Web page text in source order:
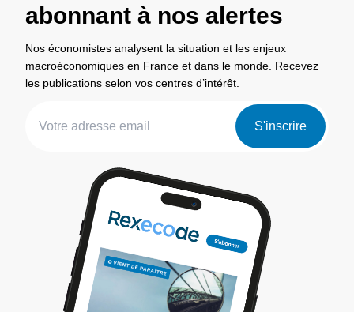
abonnant à nos alertes
Nos économistes analysent la situation et les enjeux
macroéconomiques en France et dans le monde. Recevez
les publications selon vos centres d’intérêt.
S'inscrire